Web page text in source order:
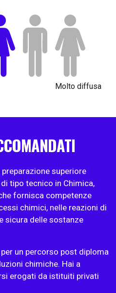
Molto diffusa
superiore
tipo tecnico in Chimica,
fornisca competenze
chimici, nelle reazioni di
sicura delle sostanze
un percorso post diploma
chimiche. Hai a
erogati da istituiti privati